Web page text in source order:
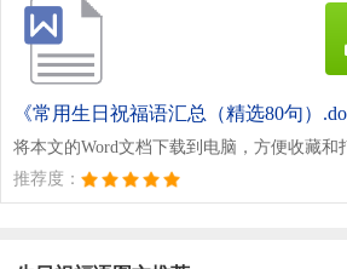
《常用生日祝福语汇总（精选80句）
将本文的Word文档下载到电脑，方便收藏和
推荐度：